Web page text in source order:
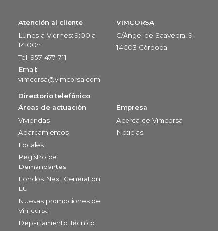
Atención al cliente
Lunes a Viernes: 9:00 a
14:00h.
Tel. 957 477 711
Email:
vimcorsa@vimcorsa.com
Directorio telefónico
VIMCORSA
C/Ángel de Saavedra, 9
14003 Córdoba
Áreas de actuación
Viviendas
Aparcamientos
Locales
Registro de
Demandantes
Fondos Next Generation
EU
Nuevas promociones de
Vimcorsa
Departamento Técnico
Empresa
Acerca de Vimcorsa
Noticias